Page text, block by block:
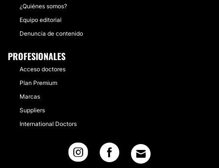
¿Quiénes somos?
Equipo editorial
Denuncia de contenido
PROFESIONALES
Acceso doctores
Plan Premium
Marcas
Suppliers
International Doctors